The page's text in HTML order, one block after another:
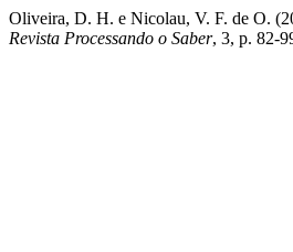
Oliveira, D. H. e Nicolau, V. F. de O.
Revista Processando o Saber, 3, p. 82-